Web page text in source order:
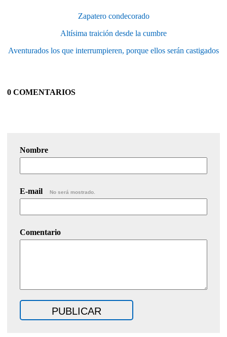
Zapatero condecorado
Altísima traición desde la cumbre
Aventurados los que interrumpieren, porque ellos serán castigados
0 COMENTARIOS
Nombre
E-mail No será mostrado.
Comentario